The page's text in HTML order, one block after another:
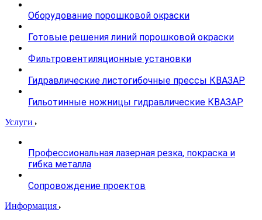
Оборудование порошковой окраски
Готовые решения линий порошковой окраски
Фильтровентиляционные установки
Гидравлические листогибочные прессы КВАЗАР
Гильотинные ножницы гидравлические КВАЗАР
Услуги
Профессиональная лазерная резка, покраска и
гибка металла
Сопровождение проектов
Информация